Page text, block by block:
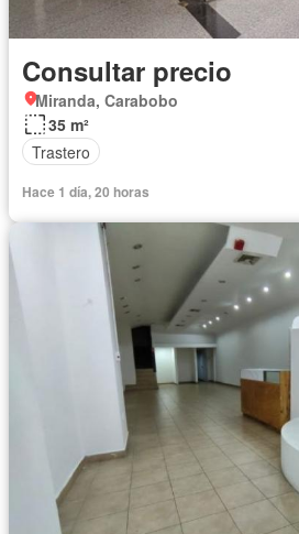
Consultar precio
Miranda, Carabobo
35 m²
Trastero
Hace 1 día, 20 horas